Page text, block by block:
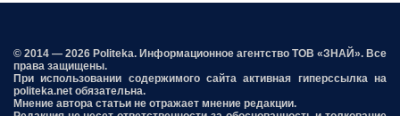
© 2014 — 2026 Politeka. Информационное агентство ТОВ «ЗНАЙ». Все
права защищены.
При использовании содержимого сайта активная гиперссылка на
politeka.net обязательна.
Мнение автора статьи не отражает мнение редакции.